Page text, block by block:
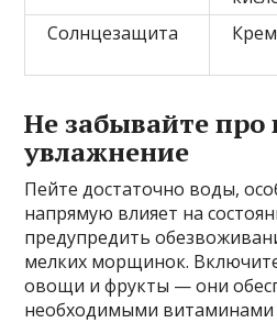
Солнцезащита
Крем
Не забывайте про
увлажнение
Пейте достаточно воды,
напрямую влияет на
предупредить
мелких морщинок.
овощи и фрукты — они
необходимыми витаминами